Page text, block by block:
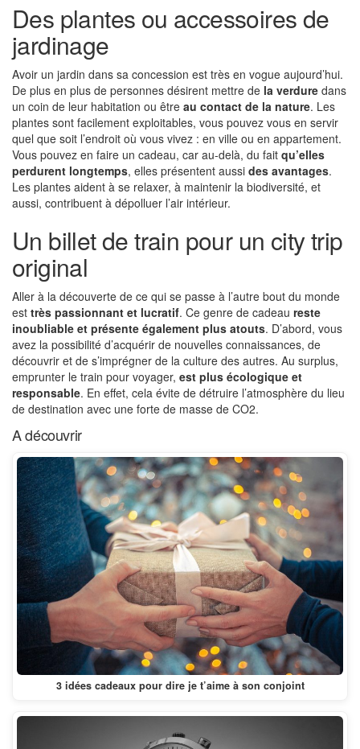
Des plantes ou accessoires de
jardinage
Avoir un jardin dans sa concession est très en vogue aujourd’hui.
De plus en plus de personnes désirent mettre de la verdure dans
un coin de leur habitation ou être au contact de la nature. Les
plantes sont facilement exploitables, vous pouvez vous en servir
quel que soit l’endroit où vous vivez : en ville ou en appartement.
Vous pouvez en faire un cadeau, car au-delà, du fait qu’elles
perdurent longtemps, elles présentent aussi des avantages.
Les plantes aident à se relaxer, à maintenir la biodiversité, et
aussi, contribuent à dépolluer l’air intérieur.
Un billet de train pour un city trip
original
Aller à la découverte de ce qui se passe à l’autre bout du monde
est très passionnant et lucratif. Ce genre de cadeau reste
inoubliable et présente également plus atouts. D’abord, vous
avez la possibilité d’acquérir de nouvelles connaissances, de
découvrir et de s’imprégner de la culture des autres. Au surplus,
emprunter le train pour voyager, est plus écologique et
responsable. En effet, cela évite de détruire l’atmosphère du lieu
de destination avec une forte de masse de CO2.
A découvrir
3 idées cadeaux pour dire je t’aime à son conjoint